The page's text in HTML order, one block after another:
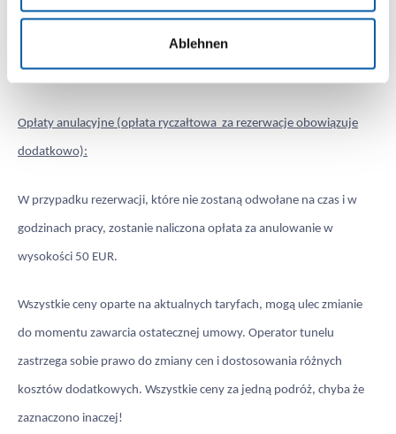
Ablehnen
Transport ADR przez tunel Mont Blanc generalnie NIE JEST
Opłaty anulacyjne (opłata ryczałtowa za rezerwacje obowiązuje
dodatkowo):
W przypadku rezerwacji, które nie zostaną odwołane na czas i w
godzinach pracy, zostanie naliczona opłata za anulowanie w
wysokości 50 EUR.
Wszystkie ceny oparte na aktualnych taryfach, mogą ulec zmianie
do momentu zawarcia ostatecznej umowy. Operator tunelu
zastrzega sobie prawo do zmiany cen i dostosowania różnych
kosztów dodatkowych. Wszystkie ceny za jedną podróż, chyba że
zaznaczono inaczej!